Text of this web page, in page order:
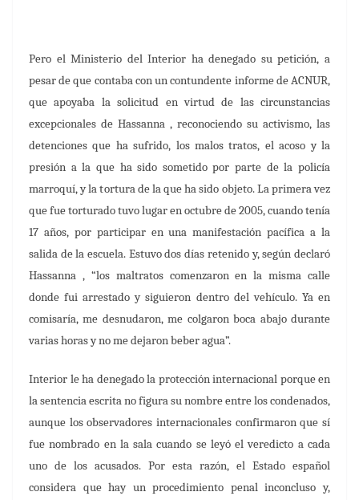
Pero el Ministerio del Interior ha denegado su petición, a
pesar de que contaba con un contundente informe de ACNUR,
que apoyaba la solicitud en virtud de las circunstancias
excepcionales de Hassanna , reconociendo su activismo, las
detenciones que ha sufrido, los malos tratos, el acoso y la
presión a la que ha sido sometido por parte de la policía
marroquí, y la tortura de la que ha sido objeto.La primera vez
que fue torturado tuvo lugar en octubre de 2005, cuando tenía
17 años, por participar en una manifestación pacífica a la
salida de la escuela. Estuvo dos días retenido y, según declaró
Hassanna , “los maltratos comenzaron en la misma calle
donde fui arrestado y siguieron dentro del vehículo. Ya en
comisaría, me desnudaron, me colgaron boca abajo durante
varias horas y no me dejaron beber agua”.
Interior le ha denegado la protección internacional porque en
la sentencia escrita no figura su nombre entre los condenados,
aunque los observadores internacionales confirmaron que sí
fue nombrado en la sala cuando se leyó el veredicto a cada
uno de los acusados. Por esta razón, el Estado español
considera que hay un procedimiento penal inconcluso y,